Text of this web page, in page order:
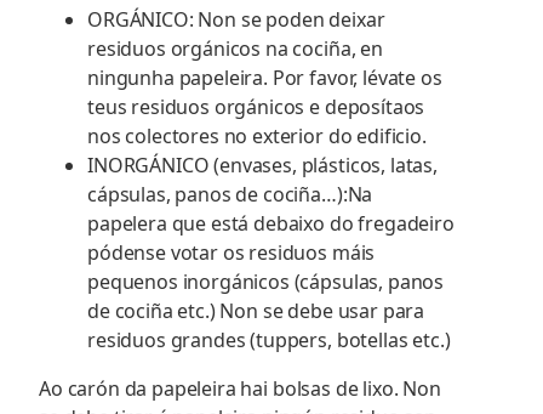
ORGÁNICO: Non se poden deixar
residuos orgánicos na cociña, en
ningunha papeleira. Por favor, lévate os
teus residuos orgánicos e deposítaos
nos colectores no exterior do edificio.
INORGÁNICO (envases, plásticos, latas,
cápsulas, panos de cociña…):Na
papelera que está debaixo do fregadeiro
pódense votar os residuos máis
pequenos inorgánicos (cápsulas, panos
de cociña etc.) Non se debe usar para
residuos grandes (tuppers, botellas etc.)
Ao carón da papeleira hai bolsas de lixo. Non